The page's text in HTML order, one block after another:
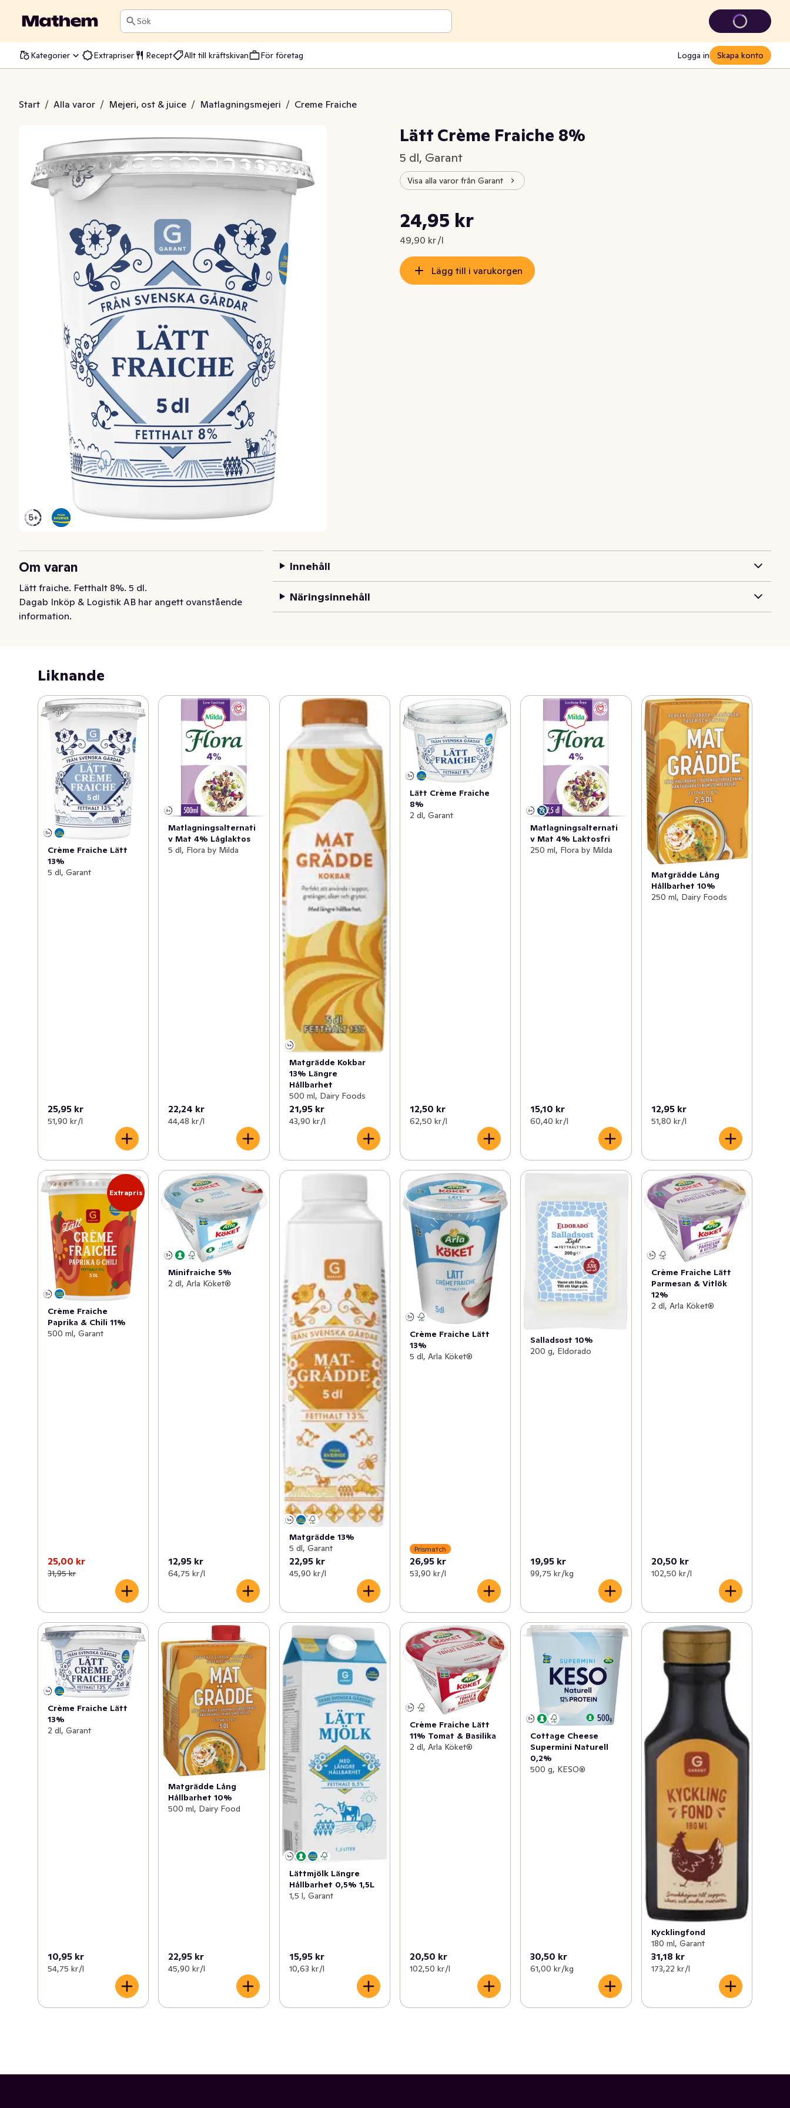
Sök
Kategorier Extrapriser Recept Allt till kräftskivan För företag Logga in Skapa konto
Start / Alla varor / Mejeri, ost & juice / Matlagningsmejeri / Creme Fraiche
Fraiche 8%
Lätt Crème Fraiche 8%
5 dl, Garant
Visa alla varor från Garant
Nuvarande pris är: 24,95 kr
24,95 kr
49,90 kr /l
Styckpris: 49,90 kr /l
Lägg till i varukorgen
Om varan
Lätt fraiche. Fetthalt 8%. 5 dl.
Dagab Inköp & Logistik AB har angett ovanstående
information.
Innehåll
Näringsinnehåll
Liknande
Crème Fraiche Lätt
13%
5 dl, Garant
25,95 kr
51,90 kr /l
Matlagningsalternati
v Mat 4% Låglaktos
5 dl, Flora by Milda
22,24 kr
44,48 kr /l
Matgrädde Kokbar
13% Längre
Hållbarhet
500 ml, Dairy Foods
21,95 kr
43,90 kr /l
Lätt Crème Fraiche
8%
2 dl, Garant
12,50 kr
62,50 kr /l
Matlagningsalternati
v Mat 4% Laktosfri
250 ml, Flora by Milda
15,10 kr
60,40 kr /l
Matgrädde Lång
Hållbarhet 10%
250 ml, Dairy Foods
12,95 kr
51,80 kr /l
Extrapris
Crème Fraiche
Paprika & Chili 11%
500 ml, Garant
25,00 kr
31,95 kr
Minifraiche 5%
2 dl, Arla Köket®
12,95 kr
64,75 kr /l
Matgrädde 13%
5 dl, Garant
22,95 kr
45,90 kr /l
Crème Fraiche Lätt
13%
5 dl, Arla Köket®
Prismatch
26,95 kr
53,90 kr /l
Salladsost 10%
200 g, Eldorado
19,95 kr
99,75 kr /kg
Crème Fraiche Lätt
Parmesan & Vitlök
12%
2 dl, Arla Köket®
20,50 kr
102,50 kr /l
Crème Fraiche Lätt
13%
2 dl, Garant
10,95 kr
54,75 kr /l
Matgrädde Lång
Hållbarhet 10%
500 ml, Dairy Food
22,95 kr
45,90 kr /l
Lättmjölk Längre
Hållbarhet 0,5% 1,5L
1,5 l, Garant
15,95 kr
10,63 kr /l
Crème Fraiche Lätt
11% Tomat & Basilika
2 dl, Arla Köket®
20,50 kr
102,50 kr /l
Cottage Cheese
Supermini Naturell
0,2%
500 g, KESO®
30,50 kr
61,00 kr /kg
Kycklingfond
180 ml, Garant
31,18 kr
173,22 kr /l